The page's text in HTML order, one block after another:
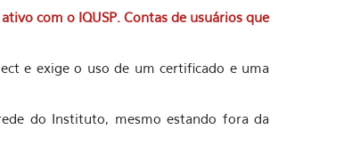
com o IQUSP. Contas de usuários que
e exige o uso de um certificado e uma
do Instituto, mesmo estando fora da